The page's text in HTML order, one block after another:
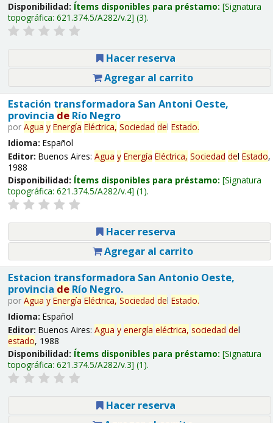
Disponibilidad: Ítems disponibles para préstamo: Signatura
topográfica: 621.374.5/A282/v.2 (3).
Hacer reserva
Agregar al carrito
Estación transformadora San Antoni Oeste,
provincia deRío Negro
por Agua y Energía Eléctrica, Sociedad del Estado.
Idioma: Español
Editor: Buenos Aires: Agua y Energía Eléctrica, Sociedad del Estado,
1988
Disponibilidad: Ítems disponibles para préstamo: Signatura
topográfica: 621.374.5/A282/v.4 (1).
Hacer reserva
Agregar al carrito
Estacion transformadora San Antonio Oeste,
provincia deRío Negro.
por Agua y Energía Eléctrica, Sociedad del Estado.
Idioma: Español
Editor: Buenos Aires: Agua y energía eléctrica, sociedad del
estado, 1988
Disponibilidad: Ítems disponibles para préstamo: Signatura
topográfica: 621.374.5/A282/v.3 (1).
Hacer reserva